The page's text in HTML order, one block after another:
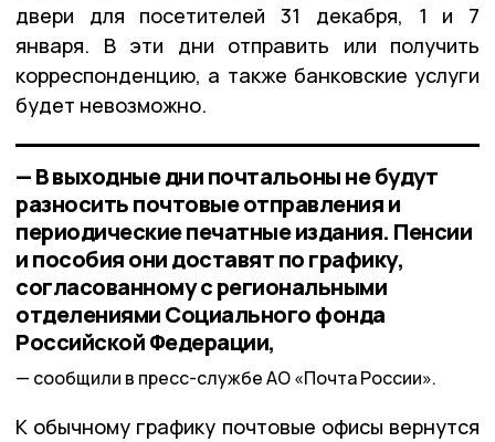
двери для посетителей 31 декабря, 1 и 7
января. В эти дни отправить или получить
корреспонденцию, а также банковские услуги
будет невозможно.
— В выходные дни почтальоны не будут
разносить почтовые отправления и
периодические печатные издания. Пенсии
и пособия они доставят по графику,
согласованному с региональными
отделениями Социального фонда
Российской Федерации,
сообщили в пресс-службе АО «Почта России».
К обычному графику почтовые офисы вернутся